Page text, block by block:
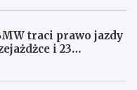
traci prawo jazdy
i 23